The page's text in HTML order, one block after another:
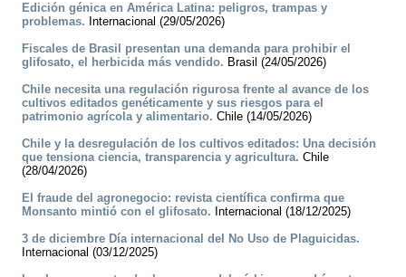
Edición génica en América Latina: peligros, trampas y
problemas. Internacional (29/05/2026)
Fiscales de Brasil presentan una demanda para prohibir el
glifosato, el herbicida más vendido. Brasil (24/05/2026)
Chile necesita una regulación rigurosa frente al avance de los
cultivos editados genéticamente y sus riesgos para el
patrimonio agrícola y alimentario. Chile (14/05/2026)
Chile y la desregulación de los cultivos editados: Una decisión
que tensiona ciencia, transparencia y agricultura. Chile
(28/04/2026)
El fraude del agronegocio: revista científica confirma que
Monsanto mintió con el glifosato. Internacional (18/12/2025)
3 de diciembre Día internacional del No Uso de Plaguicidas.
Internacional (03/12/2025)